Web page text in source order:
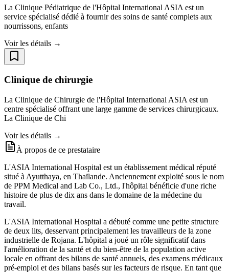
La Clinique Pédiatrique de l'Hôpital International ASIA est un
service spécialisé dédié à fournir des soins de santé complets aux
nourrissons, enfants
Voir les détails →
Clinique de chirurgie
La Clinique de Chirurgie de l'Hôpital International ASIA est un
centre spécialisé offrant une large gamme de services chirurgicaux.
La Clinique de Chi
Voir les détails →
À propos de ce prestataire
L'ASIA International Hospital est un établissement médical réputé
situé à Ayutthaya, en Thaïlande. Anciennement exploité sous le nom
de PPM Medical and Lab Co., Ltd., l'hôpital bénéficie d'une riche
histoire de plus de dix ans dans le domaine de la médecine du
travail.
L'ASIA International Hospital a débuté comme une petite structure
de deux lits, desservant principalement les travailleurs de la zone
industrielle de Rojana. L'hôpital a joué un rôle significatif dans
l'amélioration de la santé et du bien-être de la population active
locale en offrant des bilans de santé annuels, des examens médicaux
pré-emploi et des bilans basés sur les facteurs de risque. En tant que